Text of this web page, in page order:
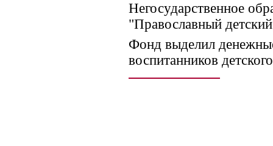
Негосударственное
"Православный
Фонд выделил
воспитанников